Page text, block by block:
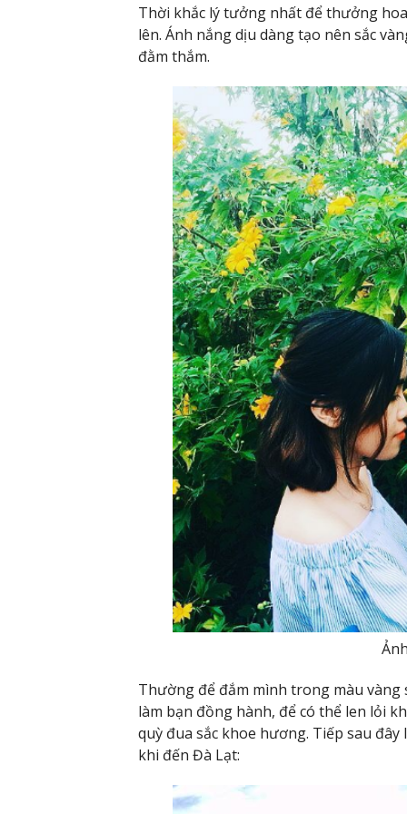
Thời khắc lý tưởng nhất để thưởng
lên. Ánh nắng dịu dàng tạo nên sắc
đằm thắm.
Thường để đắm mình trong màu vàng
làm bạn đồng hành, để có thể len lỏi
quỳ đua sắc khoe hương. Tiếp sau
khi đến Đà Lạt: